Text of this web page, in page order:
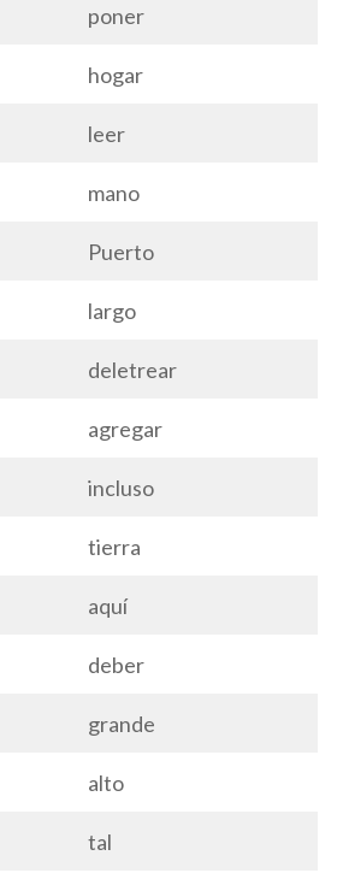
poner
hogar
leer
mano
Puerto
largo
deletrear
agregar
incluso
tierra
aquí
deber
grande
alto
tal